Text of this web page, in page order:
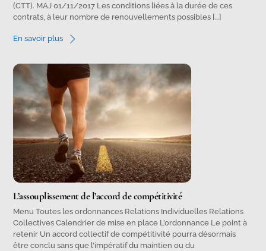
(CTT). MAJ 01/11/2017 Les conditions liées à la durée de ces
contrats, à leur nombre de renouvellements possibles […]
En savoir plus
L’assouplissement de l’accord de compétitivité
Menu Toutes les ordonnances Relations Individuelles Relations
Collectives Calendrier de mise en place L’ordonnance Le point à
retenir Un accord collectif de compétitivité pourra désormais
être conclu sans que l’impératif du maintien ou du